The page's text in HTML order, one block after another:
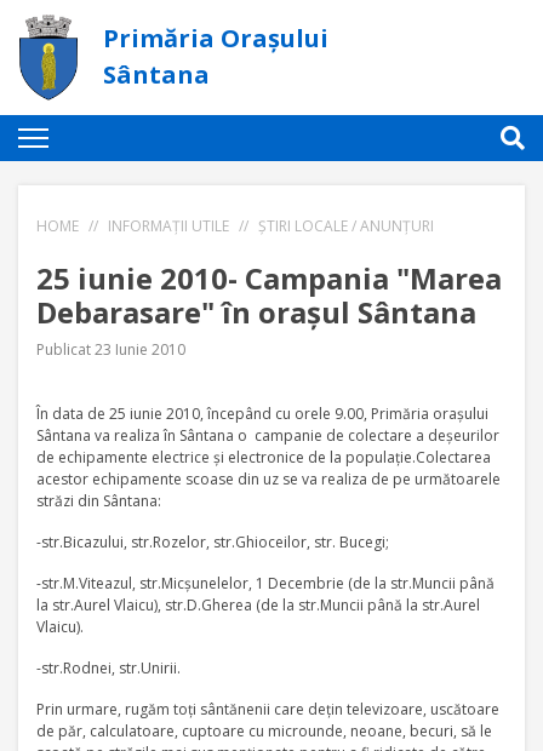
Primăria Orașului
Sântana
HOME // INFORMAȚII UTILE // ȘTIRI LOCALE / ANUNȚURI
25 iunie 2010- Campania "Marea
Debarasare" în oraşul Sântana
Publicat 23 Iunie 2010
În data de 25 iunie 2010, începând cu orele 9.00, Primăria oraşului
Sântana va realiza în Sântana o campanie de colectare a deşeurilor
de echipamente electrice şi electronice de la populaţie.Colectarea
acestor echipamente scoase din uz se va realiza de pe următoarele
străzi din Sântana:
-str.Bicazului, str.Rozelor, str.Ghioceilor, str. Bucegi;
-str.M.Viteazul, str.Micşunelelor, 1 Decembrie (de la str.Muncii până
la str.Aurel Vlaicu), str.D.Gherea (de la str.Muncii până la str.Aurel
Vlaicu).
-str.Rodnei, str.Unirii.
Prin urmare, rugăm toţi sântănenii care deţin televizoare, uscătoare
de păr, calculatoare, cuptoare cu microunde, neoane, becuri, să le